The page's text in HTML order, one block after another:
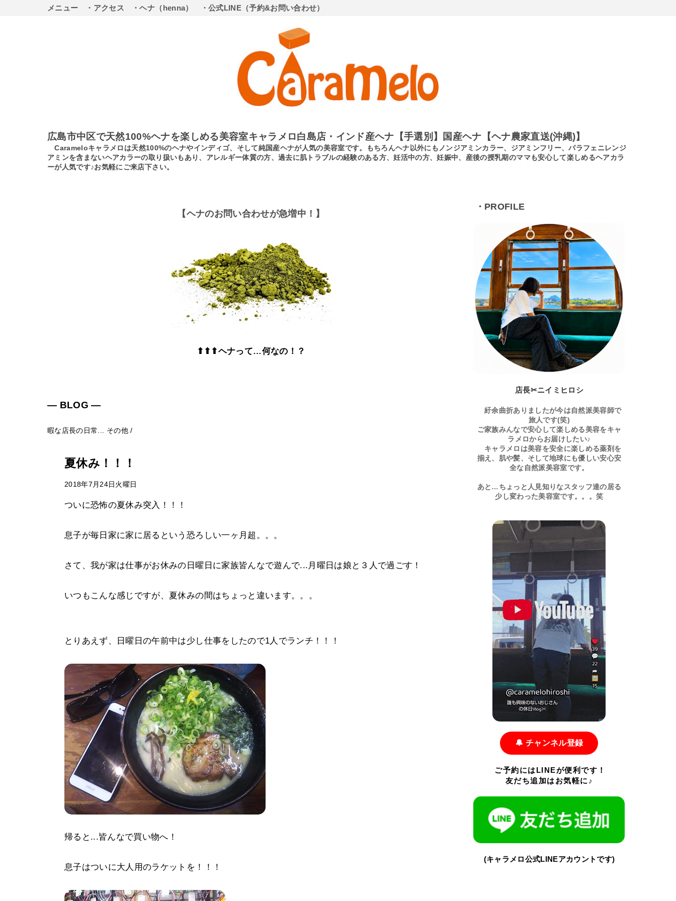
メニュー ・アクセス ・ヘナ（henna） ・公式LINE（予約&お問い合わせ）
広島市中区で天然100%ヘナを楽しめる美容室キャラメロ白島店・インド産ヘナ【手選別】国産ヘナ【ヘナ農家直送(沖縄)】
Carameloキャラメロは天然100%のヘナやインディゴ、そして純国産ヘナが人気の美容室です。もちろんヘナ以外にもノンジアミンカラー、ジアミンフリー、パラフェニレンジ
アミンを含まないヘアカラーの取り扱いもあり、アレルギー体質の方、過去に肌トラブルの経験のある方、妊活中の方、妊娠中、産後の授乳期のママも安心して楽しめるヘアカラ
ーが人気です♪お気軽にご来店下さい。
【ヘナのお問い合わせが急増中！】
⬆⬆⬆ヘナって…何なの！？
― BLOG ―
暇な店長の日常... その他/
夏休み！！！
2018年7月24日火曜日
ついに恐怖の夏休み突入！！！
息子が毎日家に家に居るという恐ろしい一ヶ月超。。。
さて、我が家は仕事がお休みの日曜日に家族皆んなで遊んで...月曜日は娘と３人で過ごす！
いつもこんな感じですが、夏休みの間はちょっと違います。。。
とりあえず、日曜日の午前中は少し仕事をしたので1人でランチ！！！
帰ると...皆んなで買い物へ！
息子はついに大人用のラケットを！！！
・PROFILE
店長✂ニイミヒロシ
紆余曲折ありましたが今は自然派美容師で
旅人です(笑)
ご家族みんなで安心して楽しめる美容をキャ
ラメロからお届けしたい♪
キャラメロは美容を安全に楽しめる薬剤を
揃え、肌や髪、そして地球にも優しい安心安
全な自然派美容室です。
あと…ちょっと人見知りなスタッフ達の居る
少し変わった美容室です。。。笑
🔔 チャンネル登録
ご予約にはLINEが便利です！
友だち追加はお気軽に♪
(キャラメロ公式LINEアカウントです)